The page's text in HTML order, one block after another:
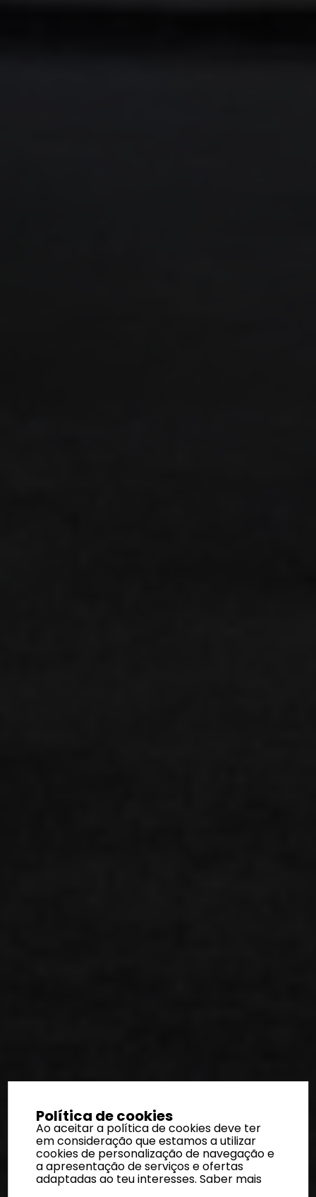
Política de cookies
Ao aceitar a política de cookies deve ter
em consideração que estamos a utilizar
cookies de personalização de navegação e
a apresentação de serviços e ofertas
adaptadas ao teu interesses.Saber mais